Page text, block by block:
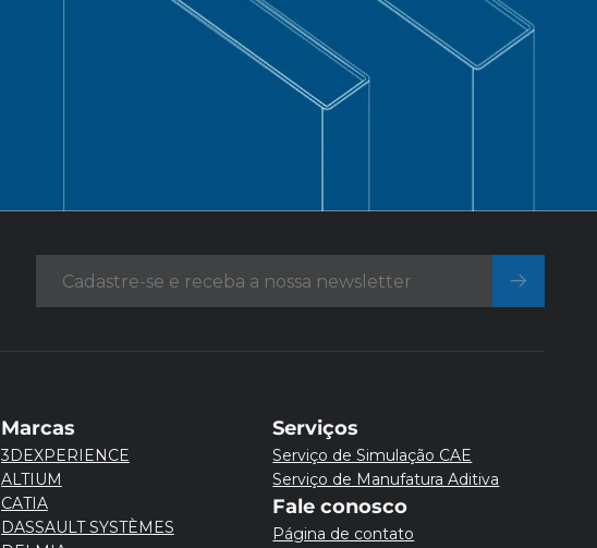
Marcas
3DEXPERIENCE
ALTIUM
CATIA
DASSAULT SYSTÈMES
Serviços
Serviço de Simulação CAE
Serviço de Manufatura Aditiva
Fale conosco
Página de contato